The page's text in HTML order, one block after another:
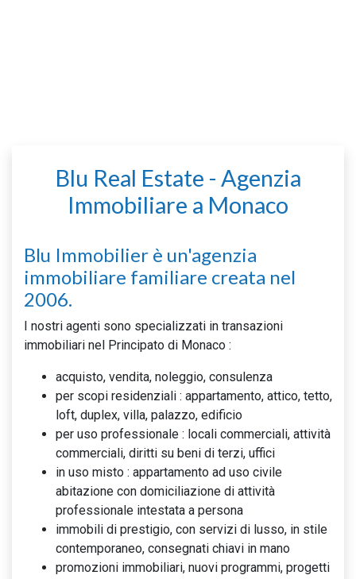
Blu Real Estate - Agenzia
Immobiliare a Monaco
Blu Immobilier è un'agenzia
immobiliare familiare creata nel
2006.
I nostri agenti sono specializzati in transazioni
immobiliari nel Principato di Monaco :
acquisto, vendita, noleggio, consulenza
per scopi residenziali : appartamento, attico, tetto,
loft, duplex, villa, palazzo, edificio
per uso professionale : locali commerciali, attività
commerciali, diritti su beni di terzi, uffici
in uso misto : appartamento ad uso civile
abitazione con domiciliazione di attività
professionale intestata a persona
immobili di prestigio, con servizi di lusso, in stile
contemporaneo, consegnati chiavi in ​​mano
promozioni immobiliari, nuovi programmi, progetti